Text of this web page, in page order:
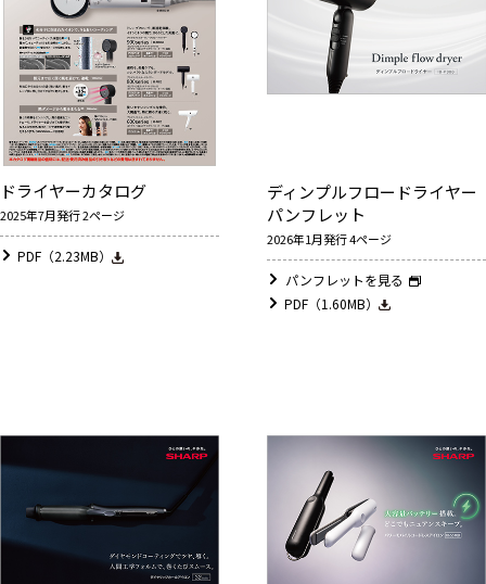
ドライヤーカタログ
2025年7月発行 2ページ
PDF（2.23MB）
ディンプルフロードライヤー
パンフレット
2026年1月発行 4ページ
パンフレットを見る
PDF（1.60MB）